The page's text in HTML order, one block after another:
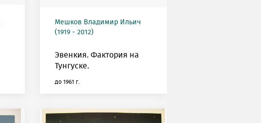
Мешков Владимир Ильич
(1919 - 2012)
Эвенкия. Фактория на
Тунгуске.
до 1961 г.